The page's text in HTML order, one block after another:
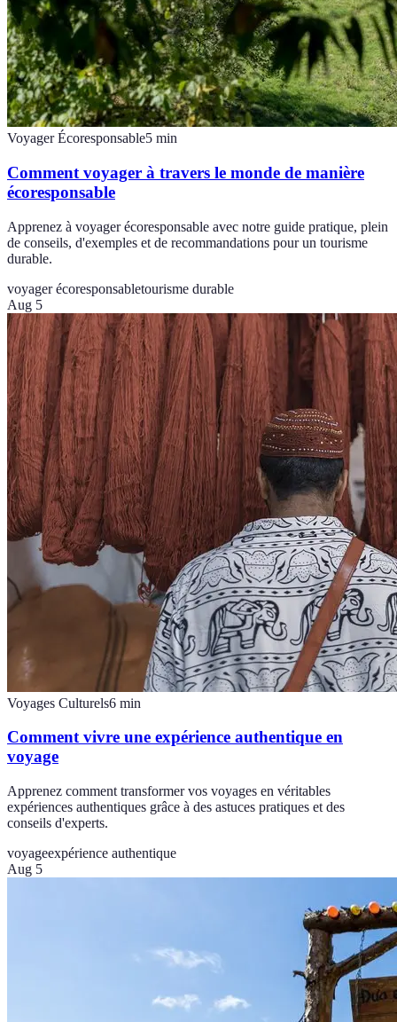
Voyager Écoresponsable5 min
Comment voyager à travers le monde de manière
écoresponsable
Apprenez à voyager écoresponsable avec notre guide pratique, plein
de conseils, d'exemples et de recommandations pour un tourisme
durable.
voyager écoresponsabletourisme durable
Aug 5
Voyages Culturels6 min
Comment vivre une expérience authentique en
voyage
Apprenez comment transformer vos voyages en véritables
expériences authentiques grâce à des astuces pratiques et des
conseils d'experts.
voyageexpérience authentique
Aug 5